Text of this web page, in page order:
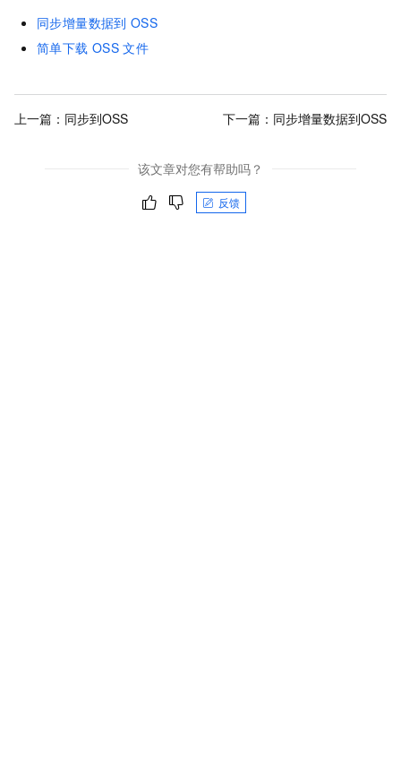
同步增量数据到 OSS
简单下载 OSS 文件
上一篇： 同步到OSS 下一篇： 同步增量数据到OSS
该文章对您有帮助吗？
反馈